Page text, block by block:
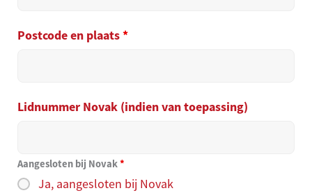
Postcode en plaats*
Lidnummer Novak (indien van toepassing)
Aangesloten bij Novak*
Ja, aangesloten bij Novak